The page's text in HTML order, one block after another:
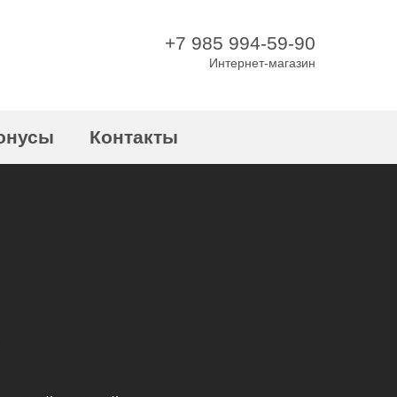
+7 985 994-59-90
Интернет-магазин
Контакты